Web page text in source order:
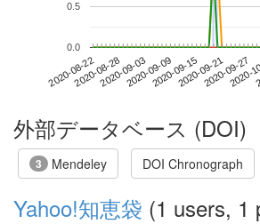
2020-08-222020-08-282020-09-032020-09-092020-09-152020-09-212020-09-27
2020-
0.0
0.5
外部データベース (DOI)
3 Mendeley DOI Chronograph
Yahoo!知恵袋 (1 users, 1